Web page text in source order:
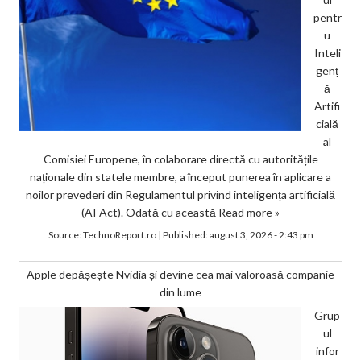
pentr
u
Inteli
genț
ă
Artifi
cială
al
Comisiei Europene, în colaborare directă cu autoritățile
naționale din statele membre, a început punerea în aplicare a
noilor prevederi din Regulamentul privind inteligența artificială
(AI Act). Odată cu această Read more »
Source:TechnoReport.ro| Published:august 3, 2026 - 2:43 pm
Apple depășește Nvidia și devine cea mai valoroasă companie
din lume
Grup
ul
infor